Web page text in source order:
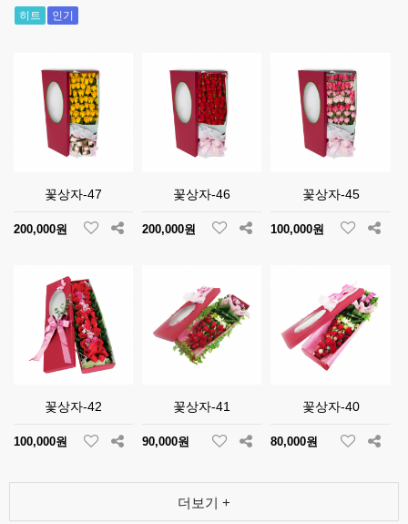
히트 인기
꽃상자-47
200,000원
꽃상자-46
200,000원
꽃상자-45
100,000원
꽃상자-42
100,000원
꽃상자-41
90,000원
꽃상자-40
80,000원
더보기 +